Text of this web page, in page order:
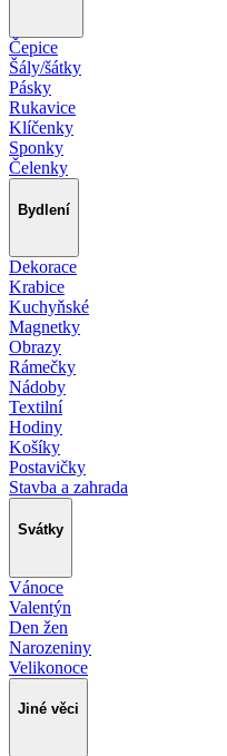
Čepice
Šály/šátky
Pásky
Rukavice
Klíčenky
Sponky
Čelenky
Bydlení
Dekorace
Krabice
Kuchyňské
Magnetky
Obrazy
Rámečky
Nádoby
Textilní
Hodiny
Košíky
Postavičky
Stavba a zahrada
Svátky
Vánoce
Valentýn
Den žen
Narozeniny
Velikonoce
Jiné věci